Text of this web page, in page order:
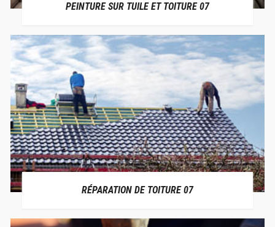
PEINTURE SUR TUILE ET TOITURE 07
RÉPARATION DE TOITURE 07